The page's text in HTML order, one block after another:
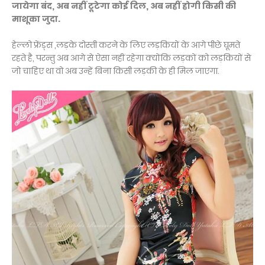
जायेगा बंद, अब नहीं टूटेगा कोई दिल, अब नहीं होगी किसी की
माशूका जुदा.
हेल्लो फ्रेंड्स ,लड़के दोस्ती करने के लिए लड़कियों के आगे पीछे घूमते
रहते है, परन्तु अब आगे से ऐसा नहीं रहेगा क्योंकि लड़कों को लड़कियों से
जो चाहिए था वो अब उन्हें बिना किसी लड़की के ही मिल जाएगा.